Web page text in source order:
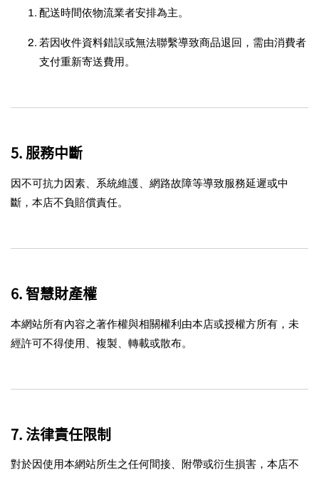
配送時間依物流業者安排為主。
若因收件資料錯誤或無法聯繫導致商品退回，需由消費者
支付重新寄送費用。
5. 服務中斷
因不可抗力因素、系統維護、網路故障等導致服務延遲或中
斷，本店不負賠償責任。
6. 智慧財產權
本網站所有內容之著作權與相關權利由本店或授權方所有，未
經許可不得使用、複製、轉載或散布。
7. 法律責任限制
對於因使用本網站所生之任何間接、附帶或衍生損害，本店不